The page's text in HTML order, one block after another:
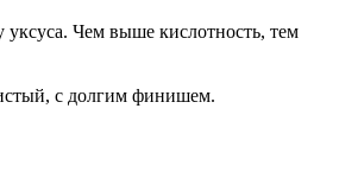
Чем выше кислотность, тем
с долгим финишем.